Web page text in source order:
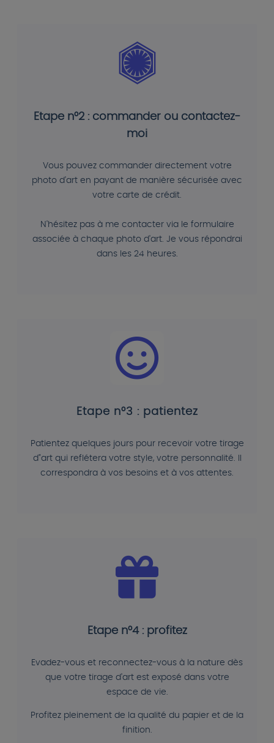
Etape n°2 : commander ou contactez-
moi
Vous pouvez commander directement votre
photo d'art en payant de manière sécurisée avec
votre carte de crédit.
N'hésitez pas à me contacter via le formulaire
associée à chaque photo d'art. Je vous répondrai
dans les 24 heures.
Etape n°3 : patientez
Patientez quelques jours pour recevoir votre tirage
d"art qui reflétera votre style, votre personnalité. Il
correspondra à vos besoins et à vos attentes.
Etape n°4 : profitez
Evadez-vous et reconnectez-vous à la nature dès
que votre tirage d'art est exposé dans votre
espace de vie.
Profitez pleinement de la qualité du papier et de la
finition.